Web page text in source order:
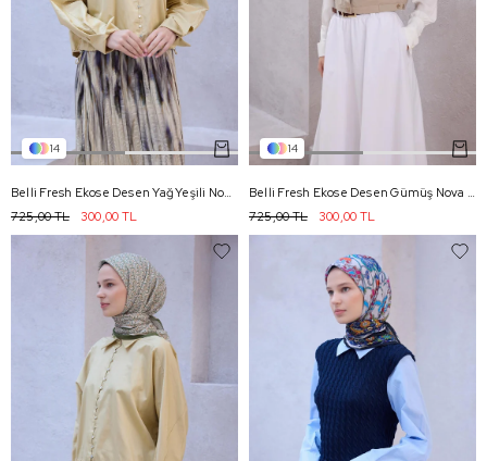
14
Belli Fresh Ekose Desen Yağ Yeşili Nova Eşarp 1005 - 17
300,00 TL
725,00 TL
14
Belli Fresh Ekose Desen Gümüş Nova Eşarp 1005 - 11
300,00 TL
725,00 TL